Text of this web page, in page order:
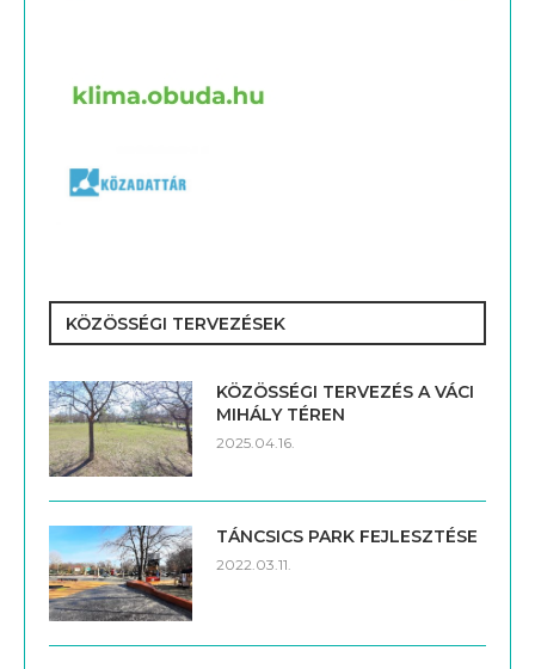
KÖZÖSSÉGI TERVEZÉSEK
KÖZÖSSÉGI TERVEZÉS A VÁCI
MIHÁLY TÉREN
2025.04.16.
TÁNCSICS PARK FEJLESZTÉSE
2022.03.11.